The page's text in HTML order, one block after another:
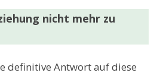
nicht mehr zu
definitive Antwort auf diese